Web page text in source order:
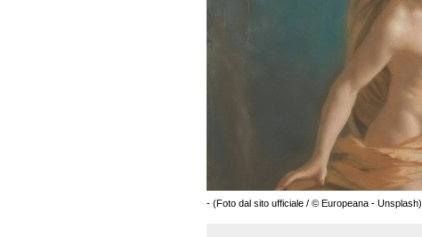
- (Foto dal sito ufficiale / © Europeana - Unsplash)